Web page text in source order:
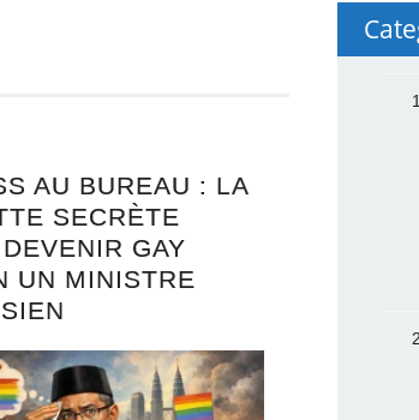
AU BUREAU : LA
SECRÈTE
GAY
UN MINISTRE